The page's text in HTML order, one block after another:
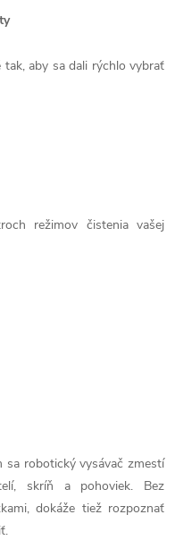
aby sa dali rýchlo vybrať
režimov čistenia vašej
robotický vysávač zmestí
skríň a pohoviek. Bez
dokáže tiež rozpoznať